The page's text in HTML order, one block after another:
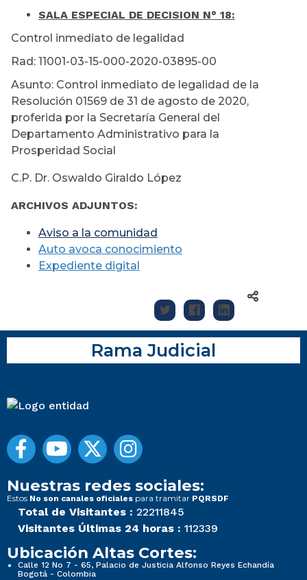
SALA ESPECIAL DE DECISION N° 18:
Control inmediato de legalidad
Rad: 11001-03-15-000-2020-03895-00
Asunto: Control inmediato de legalidad de la
Resolución 01569 de 31 de agosto de 2020,
proferida por la Secretaría General del
Departamento Administrativo para la
Prosperidad Social
C.P. Dr. Oswaldo Giraldo López
ARCHIVOS ADJUNTOS:
Aviso a la comunidad
Auto avoca conocimiento
Expediente digital
Rama Judicial
Nuestras redes sociales:
Estos No son canales oficiales para tramitar PQRSDF
Total de Visitantes : 22211845
Visitantes Últimas 24 horas : 112339
Ubicación Altas Cortes:
Calle 12 No 7 - 65, Palacio de Justicia Alfonso Reyes Echandía
Bogotá - Colombia